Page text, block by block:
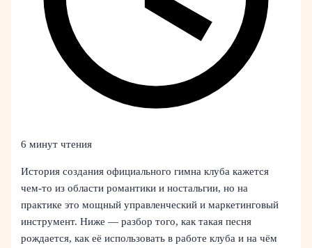
6 минут чтения
История создания официального гимна клуба кажется
чем‑то из области романтики и ностальгии, но на
практике это мощный управленческий и маркетинговый
инструмент. Ниже — разбор того, как такая песня
рождается, как её использовать в работе клуба и на чём